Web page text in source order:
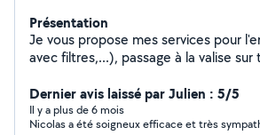
Présentation
Je vous propose mes services pour
avec filtres,...), passage à la valise
remplacement de pièces du train
Je fais aussi entretien des espace
débroussaillage, taille..), plomberie,
Dernier avis laissé par Julien : 5/5
Il y a plus de 6 mois
Nicolas a été soigneux efficace et très